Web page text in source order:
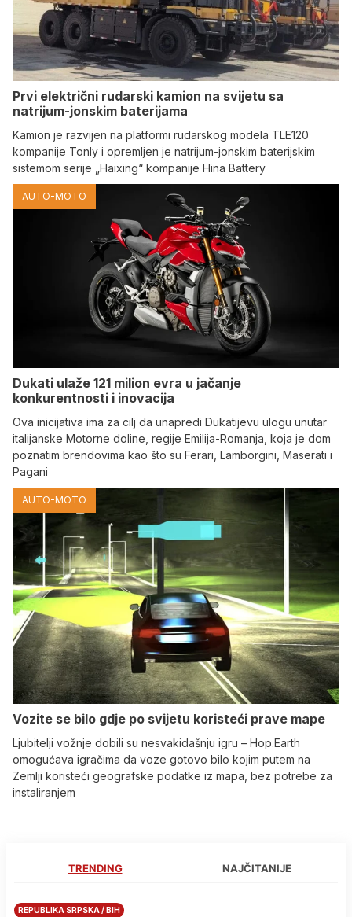
Prvi električni rudarski kamion na svijetu sa
natrijum-jonskim baterijama
Kamion je razvijen na platformi rudarskog modela TLE120
kompanije Tonly i opremljen je natrijum-jonskim baterijskim
sistemom serije „Haixing“ kompanije Hina Battery
AUTO-MOTO
Dukati ulaže 121 milion evra u jačanje
konkurentnosti i inovacija
Ova inicijativa ima za cilj da unapredi Dukatijevu ulogu unutar
italijanske Motorne doline, regije Emilija-Romanja, koja je dom
poznatim brendovima kao što su Ferari, Lamborgini, Maserati i
Pagani
AUTO-MOTO
Vozite se bilo gdje po svijetu koristeći prave mape
Ljubitelji vožnje dobili su nesvakidašnju igru – Hop.Earth
omogućava igračima da voze gotovo bilo kojim putem na
Zemlji koristeći geografske podatke iz mapa, bez potrebe za
instaliranjem
TRENDING NAJČITANIJE
REPUBLIKA SRPSKA / BIH